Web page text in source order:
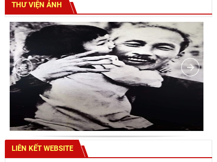
THƯ VIỆN ẢNH
LIÊN KẾT WEBSITE